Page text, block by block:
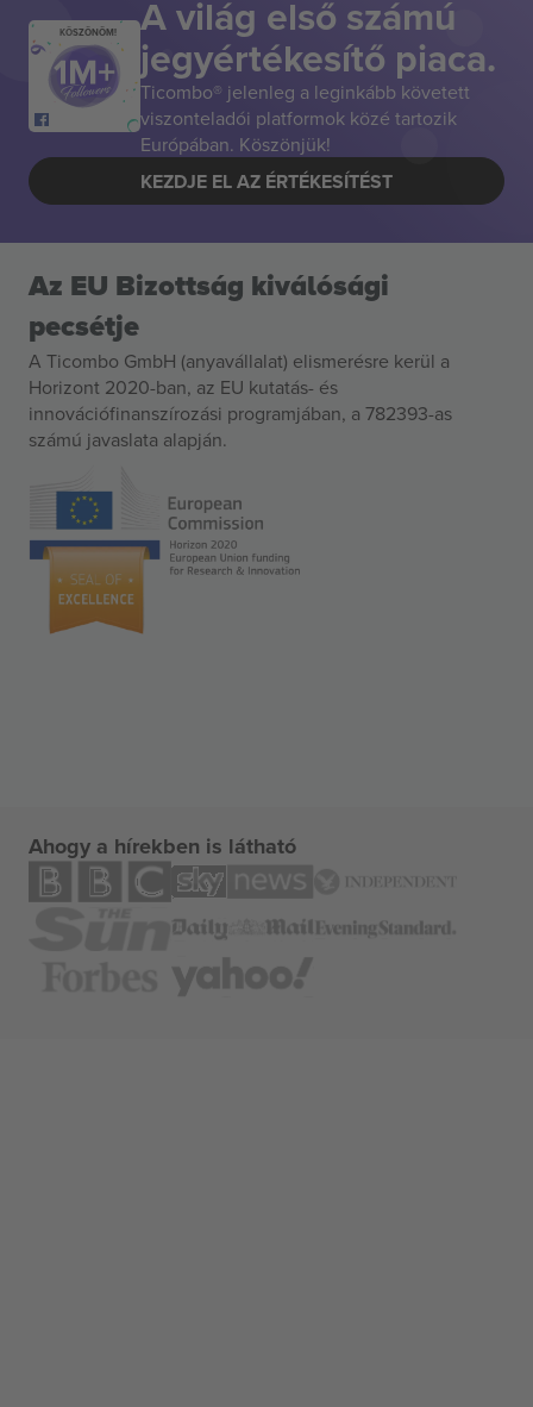
KÖSZÖNÖM! A világ első számú
jegyértékesítő piaca.
Ticombo® jelenleg a leginkább követett
viszonteladói platformok közé tartozik
Európában. Köszönjük!
KEZDJE EL AZ ÉRTÉKESÍTÉST
Az EU Bizottság kiválósági
pecsétje
A Ticombo GmbH (anyavállalat) elismerésre kerül a
Horizont 2020-ban, az EU kutatás- és
innovációfinanszírozási programjában, a 782393-as
számú javaslata alapján.
Ahogy a hírekben is látható